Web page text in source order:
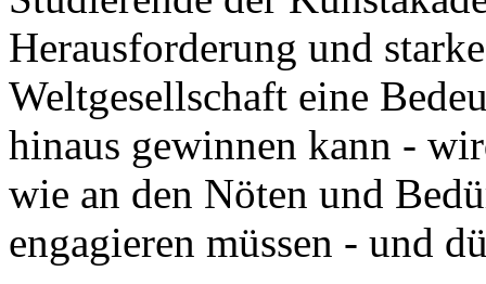
Herausforderung und
Weltgesellschaft eine
hinaus gewinnen kann -
wie an den Nöten und
engagieren müssen - und